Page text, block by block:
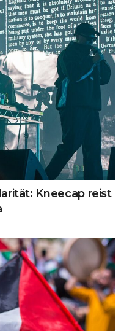
Kneecap reist